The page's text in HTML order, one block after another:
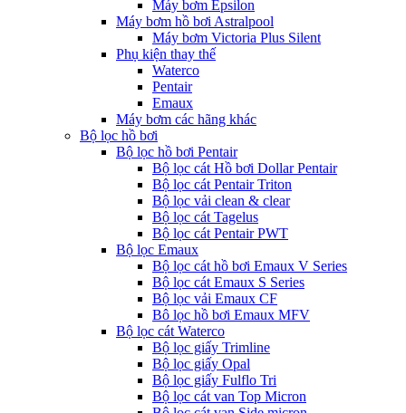
Máy bơm Epsilon
Máy bơm hồ bơi Astralpool
Máy bơm Victoria Plus Silent
Phụ kiện thay thế
Waterco
Pentair
Emaux
Máy bơm các hãng khác
Bộ lọc hồ bơi
Bộ lọc hồ bơi Pentair
Bộ lọc cát Hồ bơi Dollar Pentair
Bộ lọc cát Pentair Triton
Bộ lọc vải clean & clear
Bộ lọc cát Tagelus
Bộ lọc cát Pentair PWT
Bộ lọc Emaux
Bộ lọc cát hồ bơi Emaux V Series
Bộ lọc cát Emaux S Series
Bộ lọc vải Emaux CF
Bô lọc hồ bơi Emaux MFV
Bộ lọc cát Waterco
Bộ lọc giấy Trimline
Bộ lọc giấy Opal
Bộ lọc giấy Fulflo Tri
Bộ lọc cát van Top Micron